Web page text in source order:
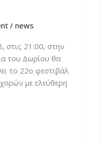
/news
στις 21:00, στην
του Δωρίου θα
το 22ο φεστιβάλ
με ελεύθερη